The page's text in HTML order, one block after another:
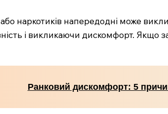
наркотиків напередодні може
і викликаючи дискомфорт. Якщо
Ранковий дискомфорт: 5